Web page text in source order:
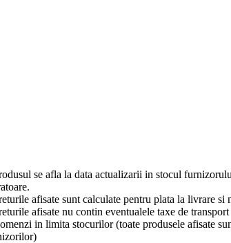
se afla la data actualizarii in stocul
afisate sunt calculate pentru plata la livrare si
afisate nu contin eventualele taxe de
in limita stocurilor (toate produsele afisate